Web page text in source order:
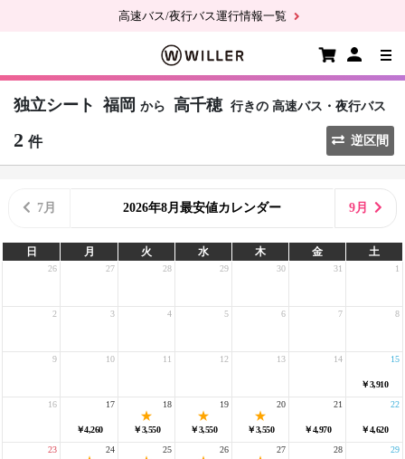
高速バス/夜行バス運行情報一覧
独立シート 福岡 から 高千穂 行きの 高速バス・夜行バス
2 件 逆区間
7月 2026年8月最安値カレンダー 9月
日 月 火 水 木 金 土
26 27 28 29 30 31 1
2 3 4 5 6 7 8
9 10 11 12 13 14
￥3,910
15
16
￥4,260
17
￥3,550
18
￥3,550
19
￥3,550
20
￥4,970
21
￥4,620
22
23 24 25 26 27 28 29